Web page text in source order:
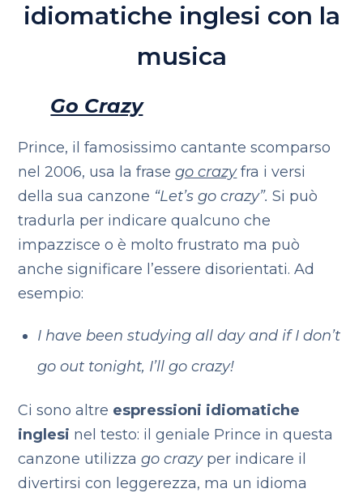
idiomatiche inglesi con la
musica
Go Crazy
Prince, il famosissimo cantante scomparso
nel 2006, usa la frasego crazyfra i versi
della sua canzone “Let’s go crazy”.Si può
tradurla per indicare qualcuno che
impazzisce o è molto frustrato ma può
anche significare l’essere disorientati. Ad
esempio:
I have been studying all day and if I don’t
go out tonight, I’ll go crazy!
Ci sono altre espressioni idiomatiche
inglesi nel testo: il geniale Prince in questa
canzone utilizzago crazy per indicare il
divertirsi con leggerezza, ma un idioma